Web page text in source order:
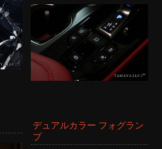
デュアルカラー フォグラン
プ